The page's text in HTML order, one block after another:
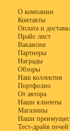
О компании
Контакты
Оплата и
Прайс лист
Вакансии
Партнеры
Награды
Обзоры
Наш коллектив
Портфолио
От автора
Наши клиенты
Магазины
Наши
Тест-драйв печей